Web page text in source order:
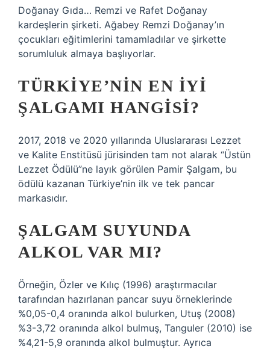
Doğanay Gıda… Remzi ve Rafet Doğanay
kardeşlerin şirketi. Ağabey Remzi Doğanay’ın
çocukları eğitimlerini tamamladılar ve şirkette
sorumluluk almaya başlıyorlar.
TÜRKIYE’NIN EN IYI
ŞALGAMI HANGISI?
2017, 2018 ve 2020 yıllarında Uluslararası Lezzet
ve Kalite Enstitüsü jürisinden tam not alarak “Üstün
Lezzet Ödülü”ne layık görülen Pamir Şalgam, bu
ödülü kazanan Türkiye’nin ilk ve tek pancar
markasıdır.
ŞALGAM SUYUNDA
ALKOL VAR MI?
Örneğin, Özler ve Kılıç (1996) araştırmacılar
tarafından hazırlanan pancar suyu örneklerinde
%0,05-0,4 oranında alkol bulurken, Utuş (2008)
%3-3,72 oranında alkol bulmuş, Tanguler (2010) ise
%4,21-5,9 oranında alkol bulmuştur. Ayrıca